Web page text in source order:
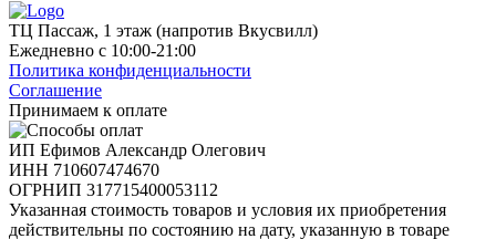
ТЦ Пассаж, 1 этаж (напротив Вкусвилл)
Ежедневно с 10:00-21:00
Политика конфиденциальности
Соглашение
Принимаем к оплате
ИП Ефимов Александр Олегович
ИНН 710607474670
ОГРНИП 317715400053112
Указанная стоимость товаров и условия их приобретения
действительны по состоянию на дату, указанную в товаре